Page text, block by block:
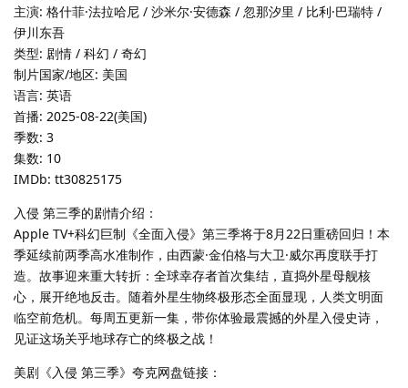
主演: 格什菲·法拉哈尼 / 沙米尔·安德森 / 忽那汐里 / 比利·巴瑞特 /
伊川东吾
类型: 剧情 / 科幻 / 奇幻
制片国家/地区: 美国
语言: 英语
首播: 2025-08-22(美国)
季数: 3
集数: 10
IMDb: tt30825175
入侵 第三季的剧情介绍：
Apple TV+科幻巨制《全面入侵》第三季将于8月22日重磅回归！本
季延续前两季高水准制作，由西蒙·金伯格与大卫·威尔再度联手打
造。故事迎来重大转折：全球幸存者首次集结，直捣外星母舰核
心，展开绝地反击。随着外星生物终极形态全面显现，人类文明面
临空前危机。每周五更新一集，带你体验最震撼的外星入侵史诗，
见证这场关乎地球存亡的终极之战！
美剧《入侵 第三季》夸克网盘链接：